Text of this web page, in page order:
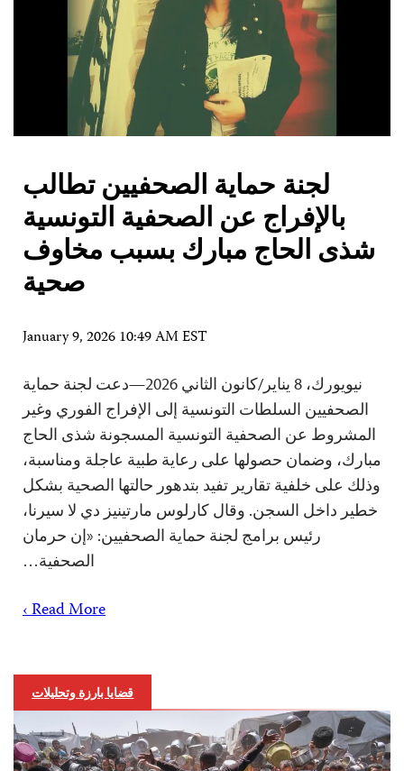
لجنة حماية الصحفيين تطالب
بالإفراج عن الصحفية التونسية
شذى الحاج مبارك بسبب مخاوف
صحية
January 9, 2026 10:49 AM EST
نيويورك، 8 يناير/كانون الثاني 2026—دعت لجنة حماية
الصحفيين السلطات التونسية إلى الإفراج الفوري وغير
المشروط عن الصحفية التونسية المسجونة شذى الحاج
مبارك، وضمان حصولها على رعاية طبية عاجلة ومناسبة،
وذلك على خلفية تقارير تفيد بتدهور حالتها الصحية بشكل
خطير داخل السجن. وقال كارلوس مارتينيز دي لا سيرنا،
رئيس برامج لجنة حماية الصحفيين: «إن حرمان
الصحفية…
Read More ›
قضايا بارزة وتحليلات